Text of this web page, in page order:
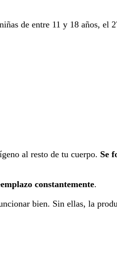
de entre 11 y 18 años, el
al resto de tu cuerpo. Se
constantemente.
bien. Sin ellas, la